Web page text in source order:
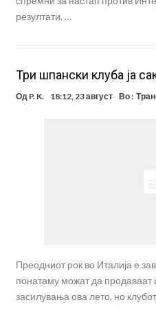
резултати, …
Три шпански клуба ја
Од P. K. 18:12, 23 август Во :
Преодниот рок во Италија е
понатаму можат да продаваат
засилувања ова лето, но